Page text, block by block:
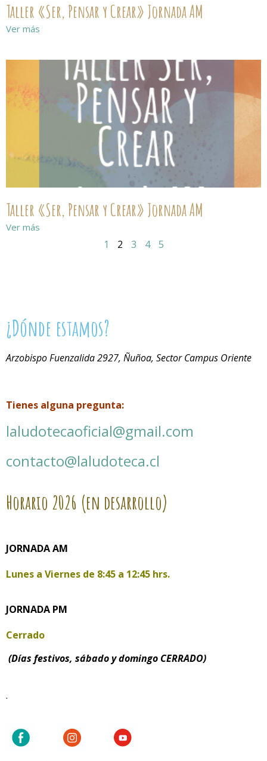
Taller «Ser, Pensar y Crear» Jornada AM
Ver más
Taller «Ser, Pensar y Crear» Jornada AM
Ver más
1 2 3 4 5
¿Dónde estamos?
Arzobispo Fuenzalida 2927, Ñuñoa, Sector Campus Oriente
Tienes alguna pregunta:
laludotecaoficial@gmail.com
contacto@laludoteca.cl
Horario 2026 (en desarrollo)
JORNADA AM
Lunes a Viernes de 8:45 a 12:45 hrs.
JORNADA PM
Cerrado
(Días festivos, sábado y domingo CERRADO)
.